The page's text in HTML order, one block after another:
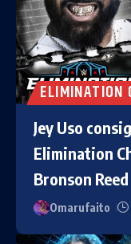
ELIMINATION
Jey Uso
Elimination
Bronson Reed
Omarufaito